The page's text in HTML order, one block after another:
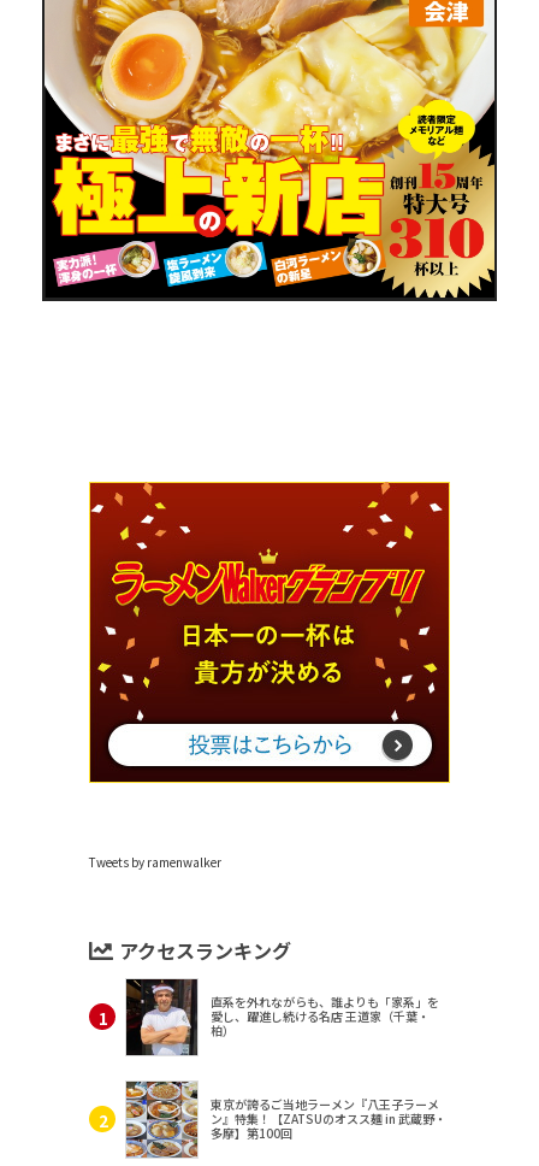
Tweets by ramenwalker
アクセスランキング
直系を外れながらも、誰よりも「家系」を
愛し、躍進し続ける名店 王道家（千葉・
柏）
東京が誇るご当地ラーメン『八王子ラーメ
ン』特集！【ZATSUのオスス麺 in 武蔵野・
多摩】第100回